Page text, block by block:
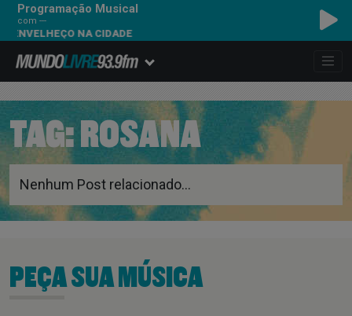
Programação Musical
com ---
ENVELHEÇO NA CIDADE
TAG: ROSANA
Nenhum Post relacionado...
PEÇA SUA MÚSICA